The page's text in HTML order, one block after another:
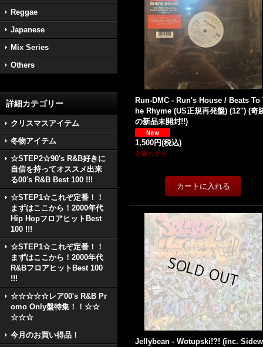
Reggae
Japanese
Mix Series
Others
詳細カテゴリー
クリスマスアイテム
冬物アイテム
☆STEP2☆90's R&B好きに
自信を持ってオススメ出来
る00's R&B Best 100 !!!
☆STEP1☆これぞ定番！！
まずはここから！2000年代
Hip HopフロアヒットBest
100 !!!
☆STEP1☆これぞ定番！！
まずはここから！2000年代
R&BフロアヒットBest 100
!!!
☆☆☆☆☆レア00's R&B Pr
omo Only盤特集！！☆☆
☆☆☆
今月のお買い得品！
Run-DMC - Run's House / Beats To
he Rhyme (US正規再発盤) (12'') (奇
の新品未開封!!)
1,500円(税込)
在庫わずか
Jellybean - Wotupski!?! (inc.